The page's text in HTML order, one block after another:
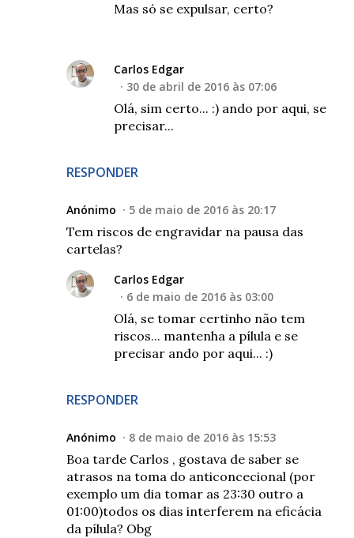
RESPONDER
Mas só se expulsar, certo?
Carlos Edgar
30 de abril de 2016 às 07:06
Olá, sim certo... :) ando por aqui, se
precisar...
Anónimo 5 de maio de 2016 às 20:17
Tem riscos de engravidar na pausa das
cartelas?
RESPONDER
Carlos Edgar
6 de maio de 2016 às 03:00
Olá, se tomar certinho não tem
riscos... mantenha a pílula e se
precisar ando por aqui... :)
Anónimo 8 de maio de 2016 às 15:53
Boa tarde Carlos , gostava de saber se
atrasos na toma do anticoncecional (por
exemplo um dia tomar as 23:30 outro a
01:00)todos os dias interferem na eficácia
da pílula? Obg